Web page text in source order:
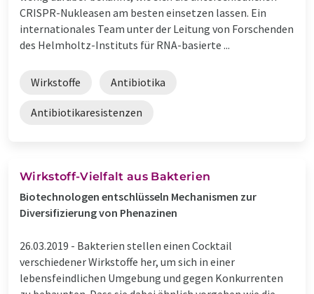
CRISPR-Nukleasen am besten einsetzen lassen. Ein
internationales Team unter der Leitung von Forschenden
des Helmholtz-Instituts für RNA-basierte ...
Wirkstoffe Antibiotika
Antibiotikaresistenzen
Wirkstoff-Vielfalt aus Bakterien
Biotechnologen entschlüsseln Mechanismen zur
Diversifizierung von Phenazinen
26.03.2019 - Bakterien stellen einen Cocktail
verschiedener Wirkstoffe her, um sich in einer
lebensfeindlichen Umgebung und gegen Konkurrenten